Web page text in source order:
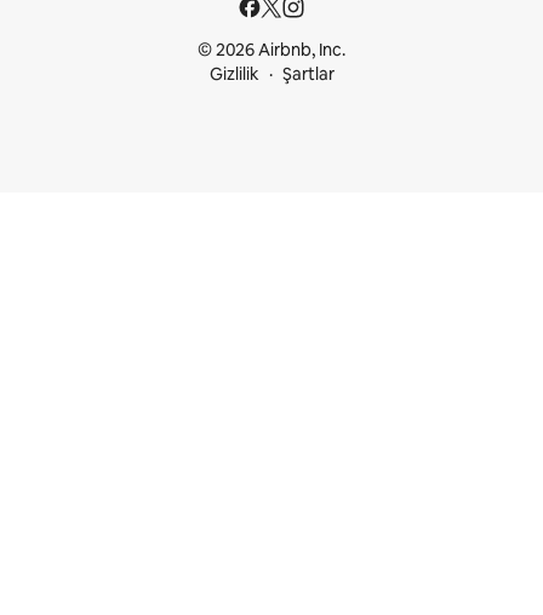
© 2026 Airbnb, Inc.
Gizlilik
Şartlar